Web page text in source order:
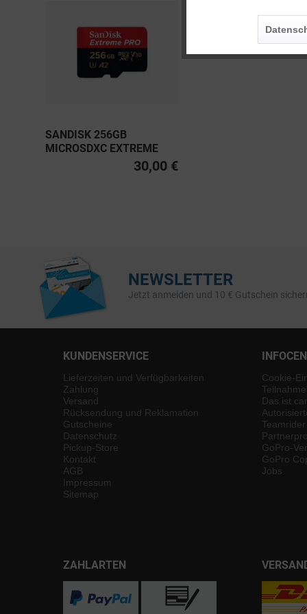
SANDISK 256GB
MICROSDXC EXTREME
PRO UHS-I U3, CLASS 10
30,00 €
NEWSLETTER
Jetzt anmelden und 10 € Gutschein
KUNDENSERVICE
Lieferzeiten und Verfügbarkeiten
Zahlung
Versand
Rücksendung und Reklamation
Gutscheine
Datenschutz
Pickup-Store
Kontakt
AGB
Impressum
Sitemap
Cookie-
Das ist
Teamrider
GoPro-
GoPro
Jobs
ZAHLARTEN
Personalisierung
Service